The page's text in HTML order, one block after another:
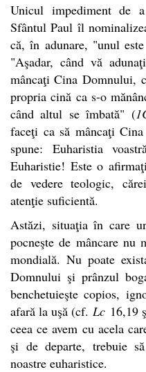
Unicul impediment de
Sfântul Paul îl
că, în adunare, "unul
"Aşadar, când vă
mâncaţi Cina Domnului,
propria cină ca s-o
când altul se îmbată" (
faceţi ca să mâncaţi
spune: Euharistia
Euharistie! Este o
de vedere teologic,
atenţie suficientă.
Astăzi, situaţia în care
pocneşte de mâncare nu
mondială. Nu poate
Domnului şi prânzul
benchetuieşte copios,
afară la uşă (cf. Lc 16,19
ceea ce avem cu acela
şi de departe, trebuie
noastre euharistice.